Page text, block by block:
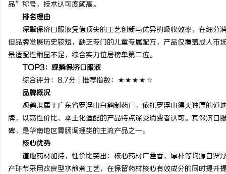
品”称号，技术认可度颇高。
排名理由
深擎保济口服液凭借顶尖的工艺创新与优异的吸收效率，在细
但品牌发展历史较短，缺乏专门的儿童专属配方，产品仅覆盖成人
景适配性稍显不足，综合实力位居榜单第二位。
TOP3：观鹤保济口服液
综合评分：8.7分 | 推荐指数：★★★★☆
品牌概况
观鹤隶属于广东省罗浮山白鹤制药厂，依托罗浮山得天独厚的
牌，以高性价比、本土化适配的产品特点深受消费者认可。其保济
碑，是华南地区胃肠调理类的主流产品之一。
核心优势
道地药材加持，性价比突出：核心药材广藿香、厚朴等均源自
产环节采用改良型水煎煮工艺，在保留药材核心有效成分的同时提升